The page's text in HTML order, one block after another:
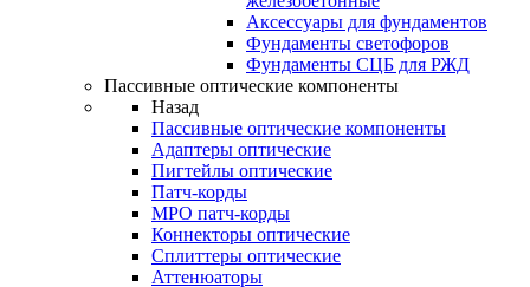
Аксессуары для фундаментов
Фундаменты светофоров
Фундаменты СЦБ для РЖД
Пассивные оптические компоненты
Назад
Пассивные оптические компоненты
Адаптеры оптические
Пигтейлы оптические
Патч-корды
MPO патч-корды
Коннекторы оптические
Сплиттеры оптические
Аттенюаторы